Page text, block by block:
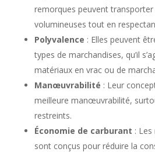
remorques peuvent transporter
volumineuses tout en
Polyvalence : Elles peuvent
types de marchandises, qu’il
matériaux en vrac ou de
Manœuvrabilité : Leur
meilleure manœuvrabilité,
restreints.
Économie de carburant :
sont conçus pour réduire la